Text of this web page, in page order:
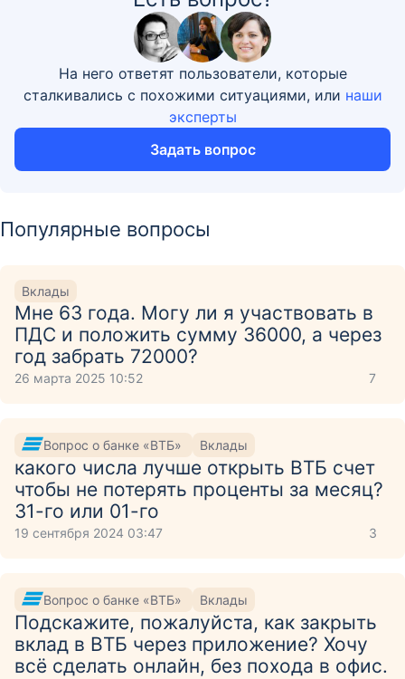
На него ответят пользователи, которые
сталкивались с похожими ситуациями, или наши
эксперты
Задать вопрос
Популярные вопросы
Вклады
Мне 63 года. Могу ли я участвовать в
ПДС и положить сумму 36000, а через
год забрать 72000?
26 марта 2025 10:52 7
Вопрос о банке «ВТБ» Вклады
какого числа лучше открыть ВТБ счет
чтобы не потерять проценты за месяц?
31-го или 01-го
19 сентября 2024 03:47 3
Вопрос о банке «ВТБ» Вклады
Подскажите, пожалуйста, как закрыть
вклад в ВТБ через приложение? Хочу
всё сделать онлайн, без похода в офис.